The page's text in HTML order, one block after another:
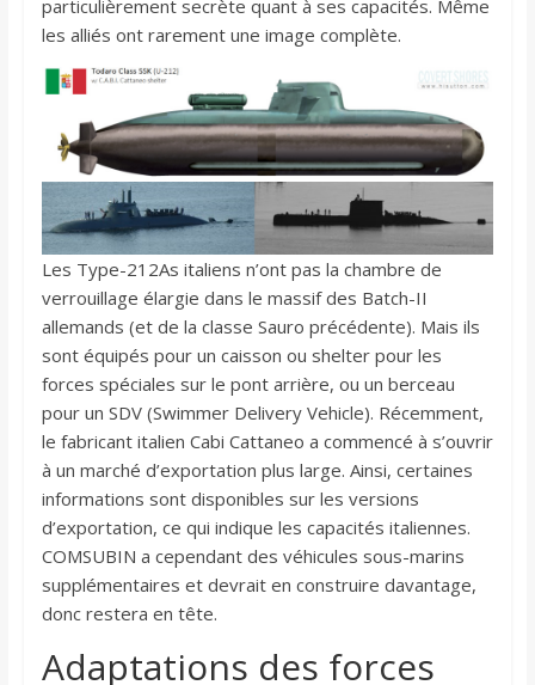
particulièrement secrète quant à ses capacités. Même
les alliés ont rarement une image complète.
Les Type-212As italiens n’ont pas la chambre de
verrouillage élargie dans le massif des Batch-II
allemands (et de la classe Sauro précédente). Mais ils
sont équipés pour un caisson ou shelter pour les
forces spéciales sur le pont arrière, ou un berceau
pour un SDV (Swimmer Delivery Vehicle). Récemment,
le fabricant italien Cabi Cattaneo a commencé à s’ouvrir
à un marché d’exportation plus large. Ainsi, certaines
informations sont disponibles sur les versions
d’exportation, ce qui indique les capacités italiennes.
COMSUBIN a cependant des véhicules sous-marins
supplémentaires et devrait en construire davantage,
donc restera en tête.
Adaptations des forces